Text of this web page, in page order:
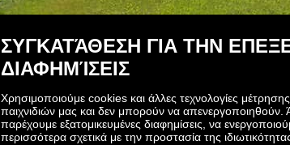
ΣΥΓΚΑΤΆΘΕΣΗ ΓΙΑ ΤΗΝ
ΔΙΑΦΗΜΊΣΕΙΣ
Χρησιμοποιούμε cookies και άλλες τεχνολογίες
παιχνιδιών μας και δεν μπορούν να
παρέχουμε εξατομικευμένες διαφημίσεις, να
περισσότερα σχετικά με την προστασία της